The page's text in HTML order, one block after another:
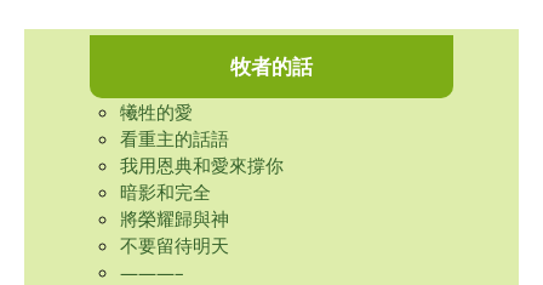
牧者的話
犧牲的愛
看重主的話語
我用恩典和愛來撐你
暗影和完全
將榮耀歸與神
不要留待明天
———–